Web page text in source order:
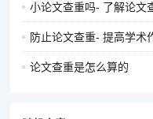
小论文查重吗- 了解论文
防止论文查重- 提高学术
论文查重是怎么算的